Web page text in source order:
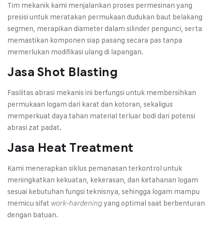
Tim mekanik kami menjalankan proses permesinan yang
presisi untuk meratakan permukaan dudukan baut belakang
segmen, merapikan diameter dalam silinder pengunci, serta
memastikan komponen siap pasang secara pas tanpa
memerlukan modifikasi ulang di lapangan.
Jasa Shot Blasting
Fasilitas abrasi mekanis ini berfungsi untuk membersihkan
permukaan logam dari karat dan kotoran, sekaligus
memperkuat daya tahan material terluar bodi dari potensi
abrasi zat padat.
Jasa Heat Treatment
Kami menerapkan siklus pemanasan terkontrol untuk
meningkatkan kekuatan, kekerasan, dan ketahanan logam
sesuai kebutuhan fungsi teknisnya, sehingga logam mampu
memicu sifat work-hardeningyang optimal saat berbenturan
dengan batuan.